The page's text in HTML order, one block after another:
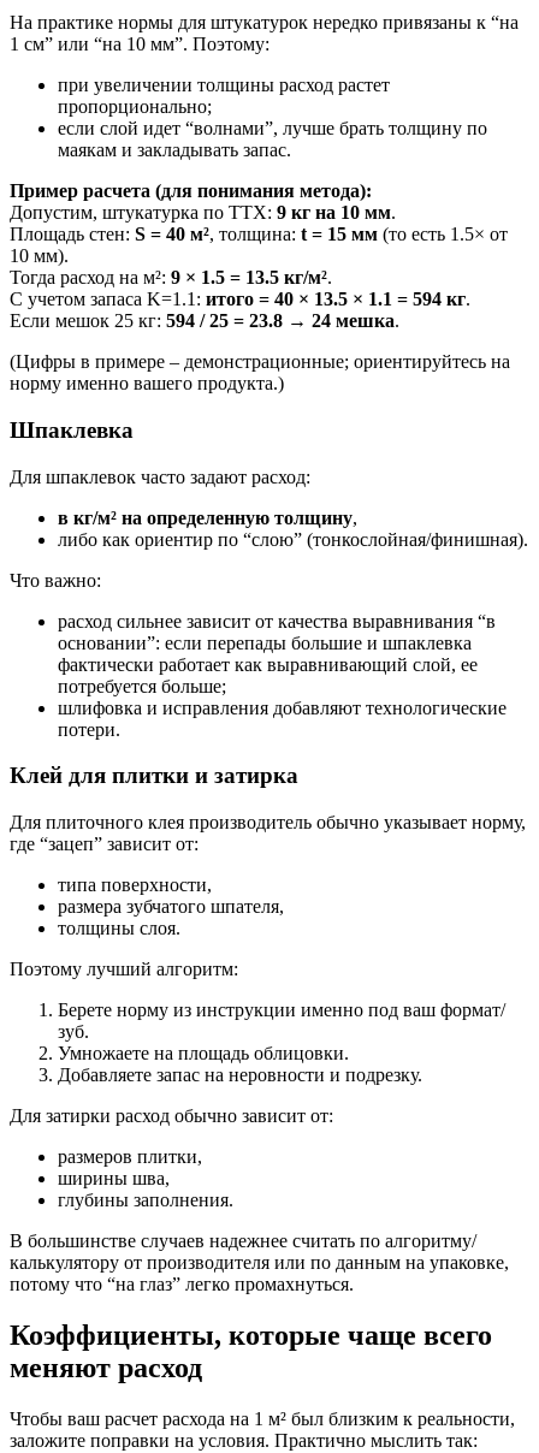
На практике нормы для штукатурок нередко привязаны к “на
1 см” или “на 10 мм”. Поэтому:
при увеличении толщины расход растет
пропорционально;
если слой идет “волнами”, лучше брать толщину по
маякам и закладывать запас.
Пример расчета (для понимания метода):
Допустим, штукатурка по ТТХ: 9 кг на 10 мм.
Площадь стен: S = 40 м², толщина: t = 15 мм (то есть 1.5× от
10 мм).
Тогда расход на м²: 9 × 1.5 = 13.5 кг/м².
С учетом запаса K=1.1: итого = 40 × 13.5 × 1.1 = 594 кг.
Если мешок 25 кг: 594 / 25 = 23.8 → 24 мешка.
(Цифры в примере – демонстрационные; ориентируйтесь на
норму именно вашего продукта.)
Шпаклевка
Для шпаклевок часто задают расход:
в кг/м² на определенную толщину,
либо как ориентир по “слою” (тонкослойная/финишная).
Что важно:
расход сильнее зависит от качества выравнивания “в
основании”: если перепады большие и шпаклевка
фактически работает как выравнивающий слой, ее
потребуется больше;
шлифовка и исправления добавляют технологические
потери.
Клей для плитки и затирка
Для плиточного клея производитель обычно указывает норму,
где “зацеп” зависит от:
типа поверхности,
размера зубчатого шпателя,
толщины слоя.
Поэтому лучший алгоритм:
Берете норму из инструкции именно под ваш формат/
зуб.
Умножаете на площадь облицовки.
Добавляете запас на неровности и подрезку.
Для затирки расход обычно зависит от:
размеров плитки,
ширины шва,
глубины заполнения.
В большинстве случаев надежнее считать по алгоритму/
калькулятору от производителя или по данным на упаковке,
потому что “на глаз” легко промахнуться.
Коэффициенты, которые чаще всего
меняют расход
Чтобы ваш расчет расхода на 1 м² был близким к реальности,
заложите поправки на условия. Практично мыслить так: